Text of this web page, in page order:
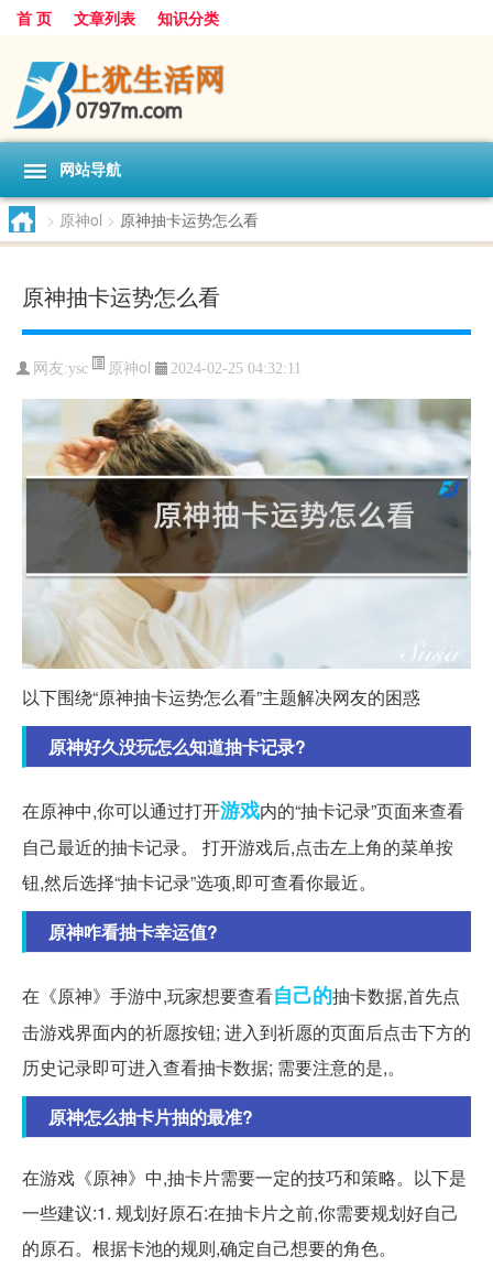
首 页 文章列表 知识分类
网站导航
> 原神ol > 原神抽卡运势怎么看
原神抽卡运势怎么看
网友:ysc 原神ol 2024-02-25 04:32:11
以下围绕“原神抽卡运势怎么看”主题解决网友的困惑
原神好久没玩怎么知道抽卡记录?
在原神中,你可以通过打开游戏内的“抽卡记录”页面来查看
自己最近的抽卡记录。 打开游戏后,点击左上角的菜单按
钮,然后选择“抽卡记录”选项,即可查看你最近。
原神咋看抽卡幸运值?
在《原神》手游中,玩家想要查看自己的抽卡数据,首先点
击游戏界面内的祈愿按钮; 进入到祈愿的页面后点击下方的
历史记录即可进入查看抽卡数据; 需要注意的是,。
原神怎么抽卡片抽的最准?
在游戏《原神》中,抽卡片需要一定的技巧和策略。以下是
一些建议:1. 规划好原石:在抽卡片之前,你需要规划好自己
的原石。根据卡池的规则,确定自己想要的角色。